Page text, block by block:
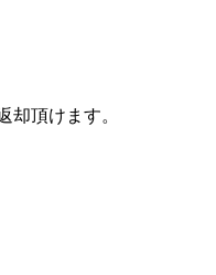
却頂けます。